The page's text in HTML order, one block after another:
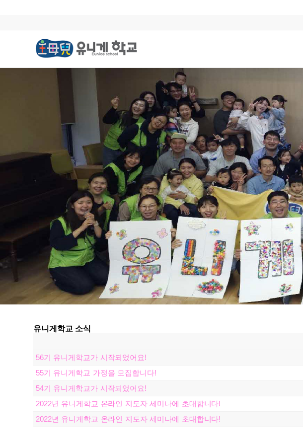
유니게학교 소식
56기 유니게학교가 시작되었어요!
55기 유니게학교 가정을 모집합니다!
54기 유니게학교가 시작되었어요!
2022년 유니게학교 온라인 지도자 세미나에 초대합니다!
2022년 유니게학교 온라인 지도자 세미나에 초대합니다!